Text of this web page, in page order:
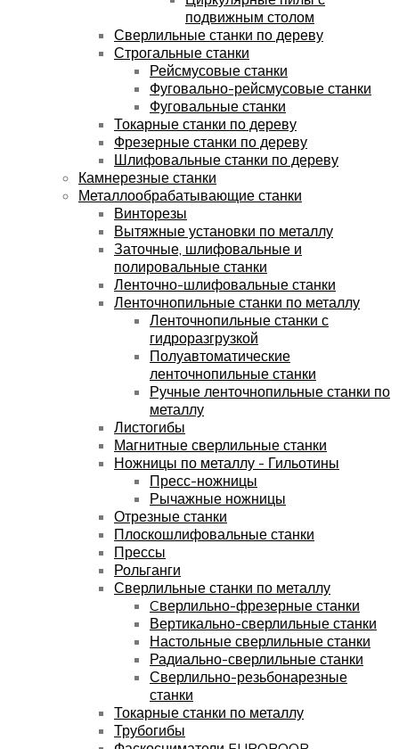
подвижным столом
Сверлильные станки по дереву
Строгальные станки
Рейсмусовые станки
Фуговально-рейсмусовые станки
Фуговальные станки
Токарные станки по дереву
Фрезерные станки по дереву
Шлифовальные станки по дереву
Камнерезные станки
Металлообрабатывающие станки
Винторезы
Вытяжные установки по металлу
Заточные, шлифовальные и
полировальные станки
Ленточно-шлифовальные станки
Ленточнопильные станки по металлу
Ленточнопильные станки с
гидроразгрузкой
Полуавтоматические
ленточнопильные станки
Ручные ленточнопильные станки по
металлу
Листогибы
Магнитные сверлильные станки
Ножницы по металлу - Гильотины
Пресс-ножницы
Рычажные ножницы
Отрезные станки
Плоскошлифовальные станки
Прессы
Рольганги
Сверлильные станки по металлу
Cверлильно-фрезерные станки
Вертикально-сверлильные станки
Настольные сверлильные станки
Радиально-сверлильные станки
Сверлильно-резьбонарезные
станки
Токарные станки по металлу
Трубогибы